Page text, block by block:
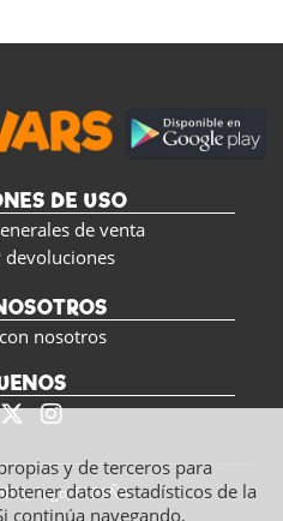
DE USO
de venta
devoluciones
nosotros
Pego, ESPAÑA